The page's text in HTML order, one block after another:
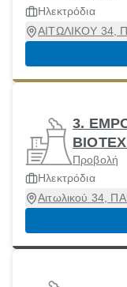
Ηλεκτρόδια
ΑΙΤΩΛΙΚΟΥ 34,
3.
Προβολή
Ηλεκτρόδια
Αιτωλικού 34,